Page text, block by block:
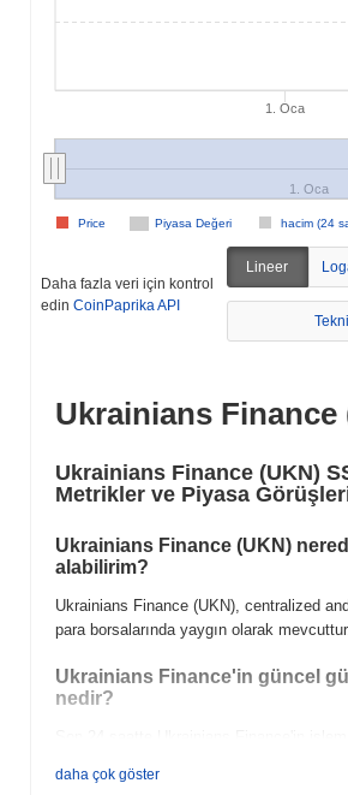
1. Oca
Piyasa Değeri hacim (24
Price
1. Oca
Daha fazla veri için kontrol
edin CoinPaprika API
Lineer
Ukrainians Finance
Ukrainians Finance (UKN)
Metrikler ve Piyasa
Ukrainians Finance (UKN)
alabilirim?
Ukrainians Finance (UKN), centralized
para borsalarında yaygın olarak
Ukrainians Finance'in güncel
nedir?
Ukrainians Finance'in fiyat
daha çok göster